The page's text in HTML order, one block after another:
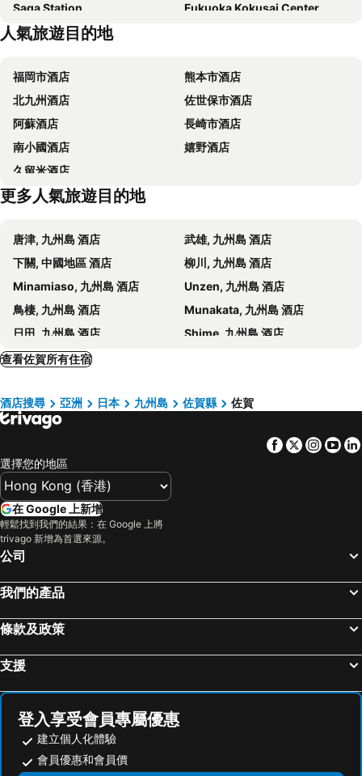
APA Hotel Sagaeki Minamiguchi
Ryokan Akebono - Vacation STAY 91895v
KANSEI null 佐賀
HOTEL R9 The Yard Kohoku
Yanagawa Business
Hotel Elmont
Hotel Avenue Chikugo
Saga Station
Fukuoka Kokusai Center
Hakozaki Station
Meinohama Station
Yakuin Station
Tojinmachi Station
Acros Fukuoka
佐賀機場
Fukuoka Convention Center
Suitengu shrine
Nishitetsu Kurume Station
Shiraito Falls
Greenland Kumamoto
Kyushu National Museum
Chiyo-Kenchoguchi Station
人氣旅遊目的地
福岡市酒店
熊本市酒店
北九州酒店
佐世保市酒店
阿蘇酒店
長崎市酒店
南小國酒店
嬉野酒店
久留米酒店
更多人氣旅遊目的地
唐津, 九州島 酒店
武雄, 九州島 酒店
下關, 中國地區 酒店
柳川, 九州島 酒店
Minamiaso, 九州島 酒店
Unzen, 九州島 酒店
鳥棲, 九州島 酒店
Munakata, 九州島 酒店
日田, 九州島 酒店
Shime, 九州島 酒店
Kokonoe, 九州島 酒店
朝倉, 九州島 酒店
Tara, 九州島 酒店
山口縣, 九州島 酒店
Miyawaka, 九州島 酒店
福岡市, 九州島 酒店
由布, 九州島 酒店
北九州, 九州島 酒店
大分, 九州島 酒店
大阪, 近畿 酒店
那霸, 沖繩島 酒店
神戶市, 近畿 酒店
查看佐賀所有住宿
酒店搜尋 亞洲 日本 九州島 佐賀縣 佐賀
Facebook
Twitter
選擇您的地區
在 Google 上新增
輕鬆找到我們的結果：在 Google 上將
trivago 新增為首選來源。
公司
我們的產品
條款及政策
支援
登入享受會員專屬優惠
建立個人化體驗
會員優惠和會員價